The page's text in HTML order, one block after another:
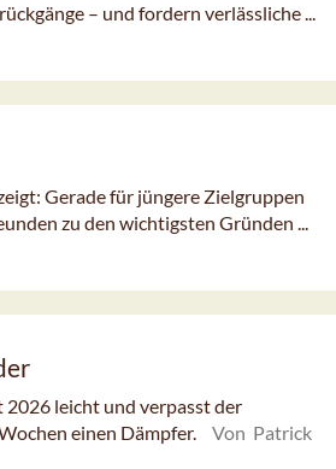
– und fordern verlässliche ...
Gerade für jüngere Zielgruppen
zu den wichtigsten Gründen ...
leicht und verpasst der
einen Dämpfer.
Von Patrick